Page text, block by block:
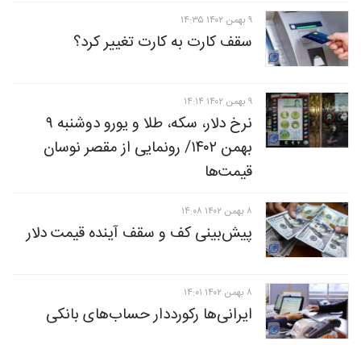
۹ بهمن ۱۴۰۲ ۱۴:۳۵
سقف کارت به کارت تغییر کرد؟
۹ بهمن ۱۴۰۲ ۱۴:۱۴
نرخ دلار، سکه، طلا و یورو دوشنبه ۹
بهمن ۱۴۰۲/ رونمایی از مقصر نوسان
قیمت‌ها
۸ بهمن ۱۴۰۲ ۱۴:۰۸
پیش‌بینی کف و سقف آینده قیمت دلار
۸ بهمن ۱۴۰۲ ۱۴:۰۱
ایرانی‌ها رکورددار حساب‌های بانکی